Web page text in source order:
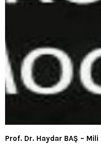
Prof. Dr. Haydar BAŞ –